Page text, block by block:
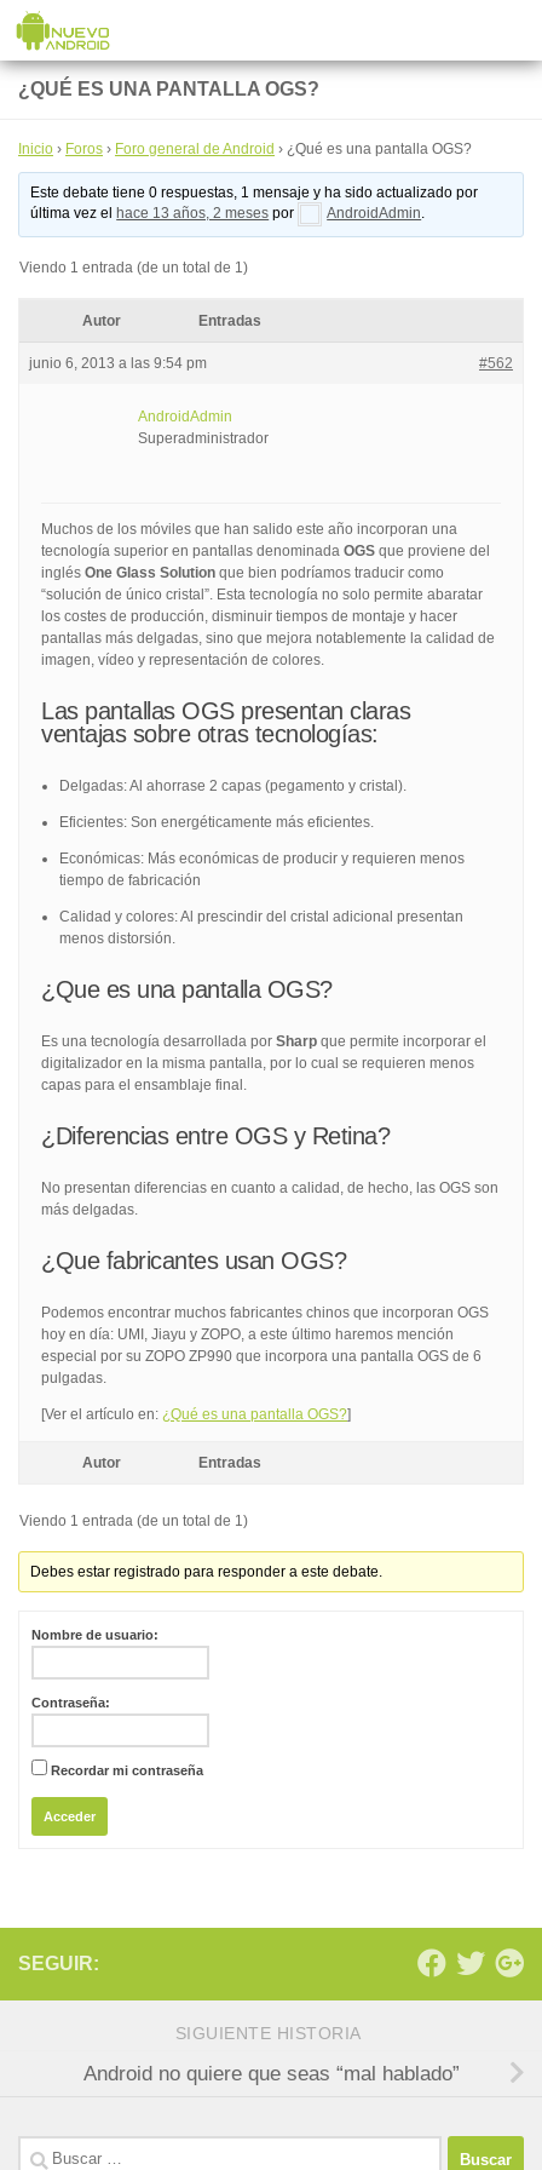
Saltar al contenido
¿QUÉ ES UNA PANTALLA OGS?
Inicio › Foros › Foro general de Android › ¿Qué es una pantalla OGS?
Este debate tiene 0 respuestas, 1 mensaje y ha sido actualizado por
última vez el
hace 13 años, 2 meses por AndroidAdmin.
Viendo 1 entrada (de un total de 1)
Autor Entradas
junio 6, 2013 a las 9:54 pm #562
AndroidAdmin
Superadministrador
Muchos de los móviles que han salido este año incorporan una
tecnología superior en pantallas denominada OGS que proviene del
inglés One Glass Solution que bien podríamos traducir como
“solución de único cristal”. Esta tecnología no solo permite abaratar
los costes de producción, disminuir tiempos de montaje y hacer
pantallas más delgadas, sino que mejora notablemente la calidad de
imagen, vídeo y representación de colores.
Las pantallas OGS presentan claras
ventajas sobre otras tecnologías:
Delgadas: Al ahorrase 2 capas (pegamento y cristal).
Eficientes: Son energéticamente más eficientes.
Económicas: Más económicas de producir y requieren menos
tiempo de fabricación
Calidad y colores: Al prescindir del cristal adicional presentan
menos distorsión.
¿Que es una pantalla OGS?
Es una tecnología desarrollada por Sharp que permite incorporar el
digitalizador en la misma pantalla, por lo cual se requieren menos
capas para el ensamblaje final.
¿Diferencias entre OGS y Retina?
No presentan diferencias en cuanto a calidad, de hecho, las OGS son
más delgadas.
¿Que fabricantes usan OGS?
Podemos encontrar muchos fabricantes chinos que incorporan OGS
hoy en día: UMI, Jiayu y ZOPO, a este último haremos mención
especial por su ZOPO ZP990 que incorpora una pantalla OGS de 6
pulgadas.
[Ver el artículo en: ¿Qué es una pantalla OGS?]
Autor Entradas
Viendo 1 entrada (de un total de 1)
Debes estar registrado para responder a este debate.
Nombre de usuario:
Contraseña:
Recordar mi contraseña
Acceder
SEGUIR:
SIGUIENTE HISTORIA
Android no quiere que seas “mal hablado”
Buscar: